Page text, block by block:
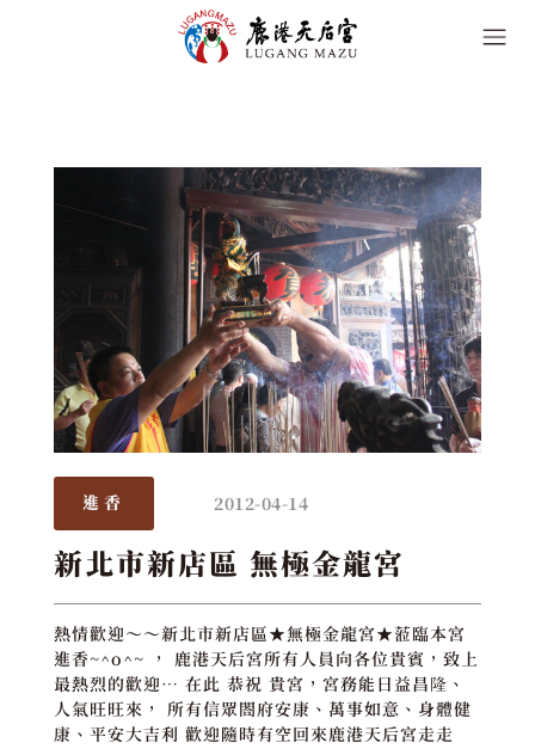
進香 2012-04-14
新北市新店區 無極金龍宮
熱情歡迎～～新北市新店區★無極金龍宮★蒞臨本宮
進香~^o^~ ， 鹿港天后宮所有人員向各位貴賓，致上
最熱烈的歡迎… 在此 恭祝 貴宮，宮務能日益昌隆、
人氣旺旺來， 所有信眾閤府安康、萬事如意、身體健
康、平安大吉利 歡迎隨時有空回來鹿港天后宮走走